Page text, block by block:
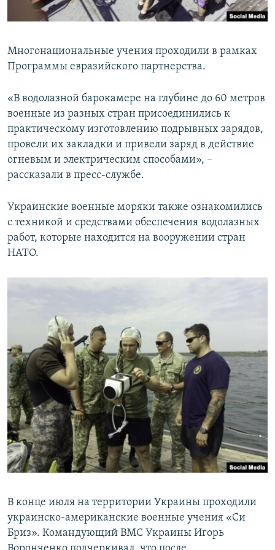
Многонациональные учения проходили в рамках
Программы евразийского партнерства.
«В водолазной барокамере на глубине до 60 метров
военные из разных стран присоединились к
практическому изготовлению подрывных зарядов,
провели их закладки и привели заряд в действие
огневым и электрическим способами», –
рассказали в пресс-службе.
Украинские военные моряки также ознакомились
с техникой и средствами обеспечения водолазных
работ, которые находится на вооружении стран
НАТО.
В конце июля на территории Украины проходили
украинско-американские военные учения «Си
Бриз». Командующий ВМС Украины Игорь